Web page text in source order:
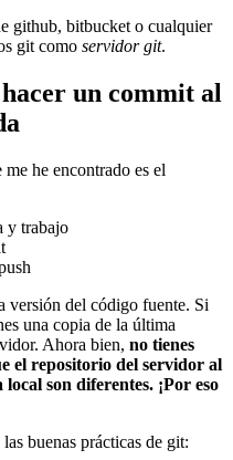
github, bitbucket o cualquier
git como servidor git.
un commit al
he encontrado es el
y trabajo
versión del código fuente. Si
una copia de la última
Ahora bien, no tienes
el repositorio del servidor al
son diferentes. ¡Por eso
buenas prácticas de git: